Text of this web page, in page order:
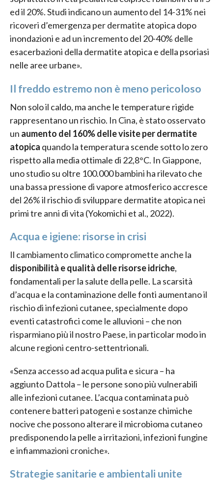
ed il 20%. Studi indicano un aumento del 14-31% nei
ricoveri d’emergenza per dermatite atopica dopo
inondazioni e ad un incremento del 20-40% delle
esacerbazioni della dermatite atopica e della psoriasi
nelle aree urbane».
Il freddo estremo non è meno pericoloso
Non solo il caldo, ma anche le temperature rigide
rappresentano un rischio. In Cina, è stato osservato
un aumento del 160% delle visite per dermatite
atopica quando la temperatura scende sotto lo zero
rispetto alla media ottimale di 22,8°C. In Giappone,
uno studio su oltre 100.000 bambini ha rilevato che
una bassa pressione di vapore atmosferico accresce
del 26% il rischio di sviluppare dermatite atopica nei
primi tre anni di vita (Yokomichi et al., 2022).
Acqua e igiene: risorse in crisi
Il cambiamento climatico compromette anche la
disponibilità e qualità delle risorse idriche,
fondamentali per la salute della pelle. La scarsità
d’acqua e la contaminazione delle fonti aumentano il
rischio di infezioni cutanee, specialmente dopo
eventi catastrofici come le alluvioni – che non
risparmiano più il nostro Paese, in particolar modo in
alcune regioni centro-settentrionali.
«Senza accesso ad acqua pulita e sicura – ha
aggiunto Dattola – le persone sono più vulnerabili
alle infezioni cutanee. L’acqua contaminata può
contenere batteri patogeni e sostanze chimiche
nocive che possono alterare il microbioma cutaneo
predisponendo la pelle a irritazioni, infezioni fungine
e infiammazioni croniche».
Strategie sanitarie e ambientali unite